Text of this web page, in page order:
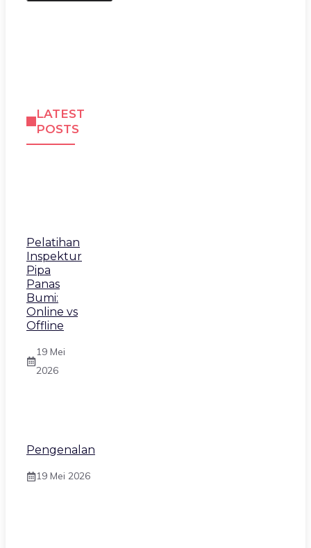
LATEST
POSTS
Pelatihan
Inspektur
Pipa
Panas
Bumi:
Online vs
Offline
19 Mei
2026
Pengenalan
19 Mei 2026